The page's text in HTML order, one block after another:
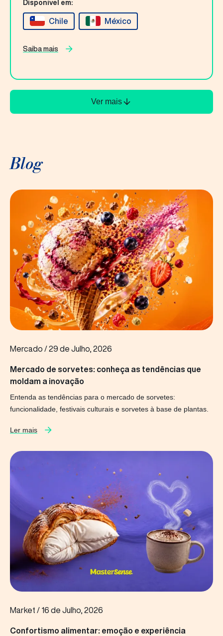
Disponível em:
Chile México
Saiba mais
Ver mais
Blog
Mercado /29 de Julho, 2026
Mercado de sorvetes: conheça as tendências que
moldam a inovação
Entenda as tendências para o mercado de sorvetes:
funcionalidade, festivais culturais e sorvetes à base de plantas.
Ler mais
Market / 16 de Julho, 2026
Confortismo alimentar: emoção e experiência